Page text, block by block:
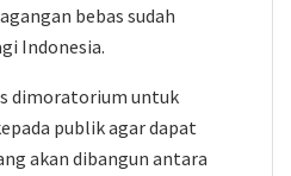
bebas sudah
Indonesia.
dimoratorium untuk
publik agar dapat
akan dibangun antara